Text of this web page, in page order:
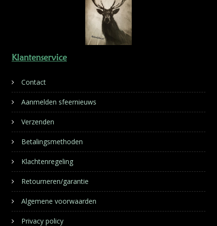
Klantenservice
Contact
Aanmelden sfeernieuws
Verzenden
Betalingsmethoden
Klachtenregeling
Retourneren/garantie
Algemene voorwaarden
Privacy policy